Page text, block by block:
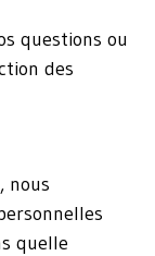
questions ou
des
nous
quelle